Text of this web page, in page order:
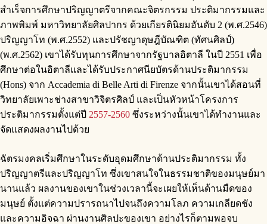
สําเร็จการศึกษาปริญญาตรีจากคณะจิตรกรรม ประติมากรรมและ
ภาพพิมพ์ มหาวิทยาลัยศิลปากร ด้วยเกียรตินิยมอันดับ 2 (พ.ศ.2546)
ปริญญาโท (พ.ศ.2552) และปรัชญาดุษฎีบัณฑิต (ทัศนศิลป์)
(พ.ศ.2562) เขาได้รับทุนการศึกษาจากรัฐบาลอิตาลี ในปี 2551 เพื่อ
ศึกษาต่อในอิตาลีและได้รับประกาศนียบัตรด้านประติมากรรม
(Hons) จาก Accademia di Belle Arti di Firenze จากนั้นเขาได้สอนที่
วิทยาลัยเพาะช่างสาขาวิจิตรศิลป์ และเป็นหัวหน้าโครงการ
ประติมากรรมตั้งแต่ปี 2557-2560 ซึ่งระหว่างนั้นเขาได้ทํางานและ
จัดแสดงผลงานไปด้วย
ฉัตรมงคลเริ่มศึกษาในระดับอุดมศึกษาด้านประติมากรรม ทั้ง
ปริญญาตรีและปริญญาโท ซึ่งเขาสนใจในธรรมชาติของมนุษย์มา
นานแล้ว ผลงานของเขาในช่วงเวลานี้จะเผยให้เห็นด้านมืดของ
มนุษย์ ตั้งแต่ความปรารถนาไปจนถึงความโลภ ความเกลียดชัง
และความอิจฉา ผ่านงานศิลปะของเขา อย่างไรก็ตามพอจบ